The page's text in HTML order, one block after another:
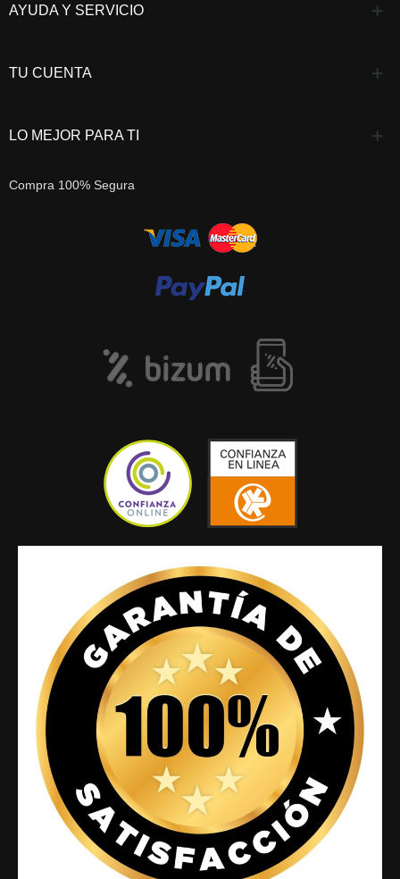
AYUDA Y SERVICIO
TU CUENTA
LO MEJOR PARA TI
Compra 100% Segura